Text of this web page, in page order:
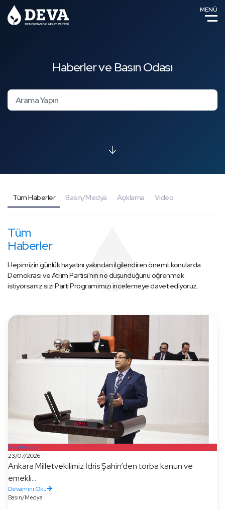
MENÜ
Haberler ve Basın Odası
Tüm Haberler Basın/Medya Açıklama Video
Tüm
Haberler
Hepimizin günlük hayatını yakından ilgilendiren önemli konularda
Demokrasi ve Atılım Partisi'nin ne düşündüğünü öğrenmek
istiyorsanız sizi Parti Programımızı incelemeye davet ediyoruz.
Basın/Medya
23/07/2026
Ankara Milletvekilimiz İdris Şahin’den torba kanun ve
emekli...
Devamını Oku
Basın/Medya